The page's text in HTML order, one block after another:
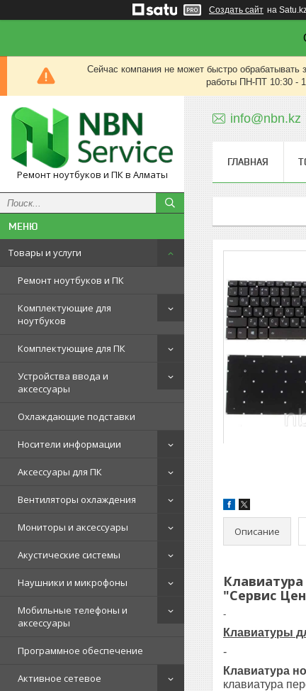
Создать сайт на
Сейчас компания не может быстро обрабатывать
работы ПН-ПТ 10:30 -
Ремонт ноутбуков и ПК в Алматы
Товары и услуги
Ремонт ноутбуков и ПК
Комплектующие для
ноутбуков
Комплектующие для ПК
Устройства ввода и
аксессуары
Охлаждающие подставки
Носители информации
Аксессуары для ПК
Вентиляторы охлаждения
Мониторы и аксессуары
Акустические системы
Наушники и микрофоны
Мобильные телефоны и
аксессуары
Программное обеспечение
Активное сетевое
info@nbn.kz
ГЛАВНАЯ
Описание
"Сервис
-
Клавиатуры
-
Клавиатура
клавиатура